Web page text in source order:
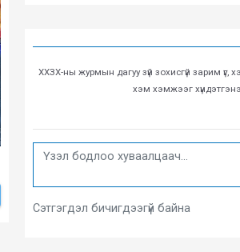
ХХЗХ-ны журмын дагуу зүй зохисгүй зарим үг,
хэм хэмжээг
Сэтгэгдэл бичигдээгүй байна